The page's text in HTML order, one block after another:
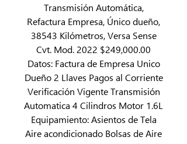
Transmisión Automática,
Refactura Empresa, Único dueño,
38543 Kilómetros, Versa Sense
Cvt. Mod. 2022 $249,000.00
Datos: Factura de Empresa Unico
Dueño 2 Llaves Pagos al Corriente
Verificación Vigente Transmisión
Automatica 4 Cilindros Motor 1.6L
Equipamiento: Asientos de Tela
Aire acondicionado Bolsas de Aire